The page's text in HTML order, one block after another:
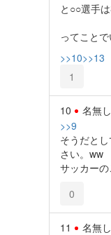
と○○選手
ってこと
>>10>>13
1
10 名無し
>>9
そうだと
さい。ww
サッカー
0
11 名無し